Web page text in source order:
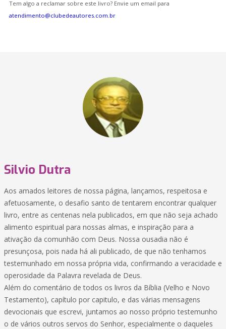
Tem algo a reclamar sobre este livro? Envie um email para
atendimento@clubedeautores.com.br
Silvio Dutra
Aos amados leitores de nossa página, lançamos, respeitosa e
afetuosamente, o desafio santo de tentarem encontrar qualquer
livro, entre as centenas nela publicados, em que não seja achado
alimento espiritual para nossas almas, e inspiração para a
ativação da comunhão com Deus. Nossa ousadia não é
presunçosa, pois nada há ali publicado, de que não tenhamos
testemunhado em nossa própria vida, confirmando a veracidade e
operosidade da Palavra revelada de Deus.
Além do comentário de todos os livros da Bíblia (Velho e Novo
Testamento), capítulo por capitulo, e das várias mensagens
devocionais que escrevi, juntamos ao nosso próprio testemunho
o de vários outros servos do Senhor, especialmente o daqueles